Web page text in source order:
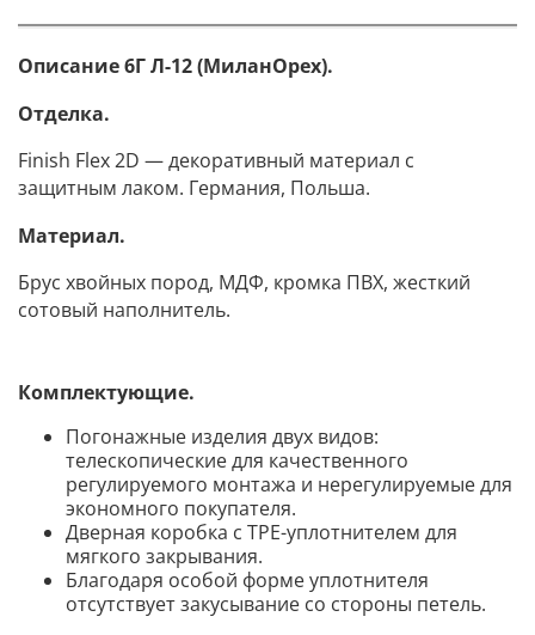
Описание 6Г Л-12 (МиланОрех).
Отделка.
Finish Flex 2D — декоративный материал с
защитным лаком. Германия, Польша.
Материал.
Брус хвойных пород, МДФ, кромка ПВХ, жесткий
сотовый наполнитель.
Комплектующие.
Погонажные изделия двух видов:
телескопические для качественного
регулируемого монтажа и нерегулируемые для
экономного покупателя.
Дверная коробка с TPE-уплотнителем для
мягкого закрывания.
Благодаря особой форме уплотнителя
отсутствует закусывание со стороны петель.